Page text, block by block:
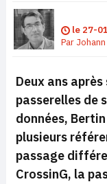
le 27-
Par
Deux ans
passerelles de
données,
plusieurs
passage
CrossinG, la